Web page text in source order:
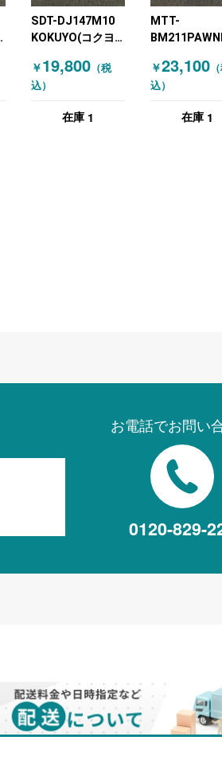
SDT-DJ147M10
KOKUYO(コクヨ)
ブル W1400 グレ
ー 木目（ナチュラ
￥19,800（税
込）
在庫 1
MTT-
ミーティング
ブル グレー ホ
￥23,100
込）
在庫 1
お電話でお問い
0120-829-